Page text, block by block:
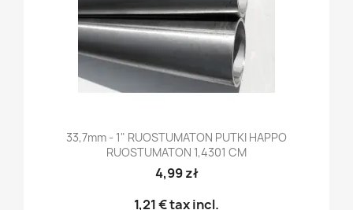
33,7mm - 1" RUOSTUMATON PUTKI HAPPO
RUOSTUMATON 1,4301 CM
4,99 zł
1,21 €tax incl.